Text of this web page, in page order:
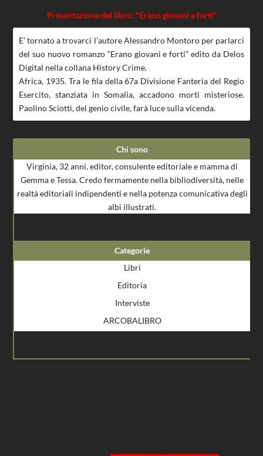
Presentazione del libro: "Erano giovani e forti"
E’ tornato a trovarci l’autore Alessandro Montoro per parlarci
del suo nuovo romanzo “Erano giovani e forti” edito da Delos
Digital nella collana History Crime.
Africa, 1935. Tra le fila della 67a Divisione Fanteria del Regio
Esercito, stanziata in Somalia, accadono morti misteriose.
Paolino Sciotti, del genio civile, farà luce sulla vicenda.
Chi sono
Virginia, 32 anni, editor, consulente editoriale e mamma di
Gemma e Tessa. Credo fermamente nella bibliodiversità, nelle
realtà editoriali indipendenti e nella potenza comunicativa degli
albi illustrati.
Categorie
Libri
Editoria
Interviste
ARCOBALIBRO